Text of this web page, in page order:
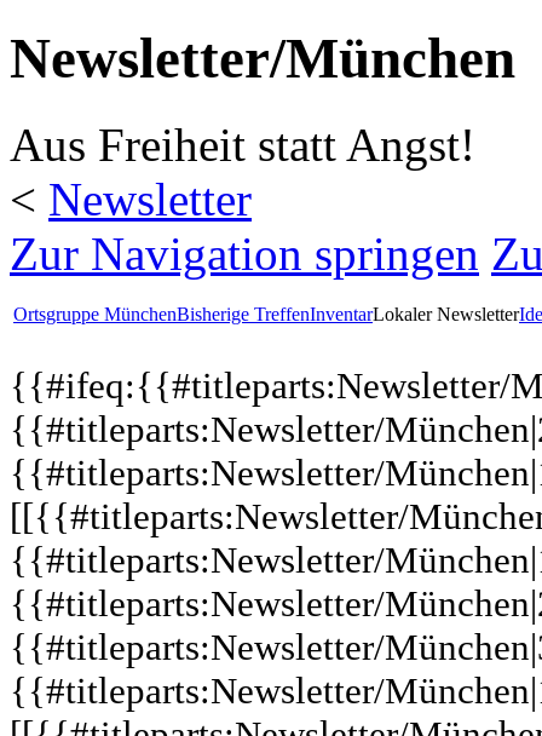
Newsletter/München
Aus Freiheit statt Angst!
< Newsletter
Zur Navigation springen
Ortsgruppe MünchenBisherige TreffenInventarLokaler Newsletter
{{#ifeq:{{#titleparts:Newsletter/
{{#titleparts:Newsletter/
{{#titleparts:Newsletter/
[[{{#titleparts:Newsletter/
{{#titleparts:Newsletter/
{{#titleparts:Newsletter/
{{#titleparts:Newsletter/
{{#titleparts:Newsletter/